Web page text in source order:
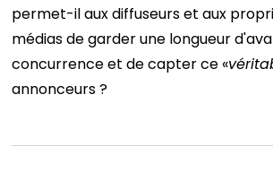
permet-il aux diffuseurs et aux
médias de garder une longueur
concurrence et de capter ce «
annonceurs ?